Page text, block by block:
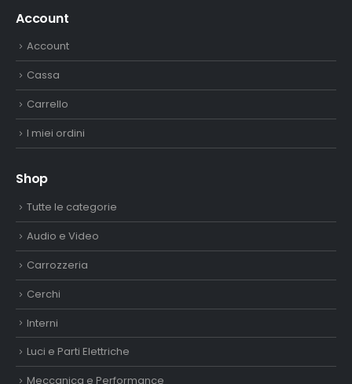
Account
Cassa
Carrello
I miei ordini
Shop
Tutte le categorie
Audio e Video
Carrozzeria
Cerchi
Interni
Luci e Parti Elettriche
Meccanica e Performance